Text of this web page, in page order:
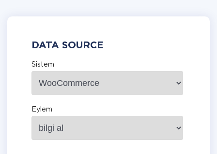
DATA SOURCE
Sistem
Eylem